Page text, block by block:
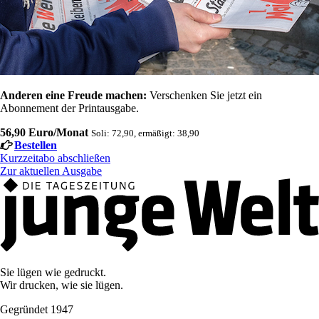
Anderen eine Freude machen: Verschenken Sie jetzt ein
Abonnement der Printausgabe.
56,90 Euro/Monat Soli: 72,90, ermäßigt: 38,90
Bestellen
Kurzzeitabo abschließen
Zur aktuellen Ausgabe
Sie lügen wie gedruckt.
Wir drucken, wie sie lügen.
Gegründet 1947